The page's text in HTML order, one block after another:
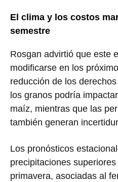
El clima y los costos
semestre
Rosgan advirtió que este
modificarse en los
reducción de los
los granos podría
maíz, mientras que las
también generan
Los pronósticos
precipitaciones
primavera, asociadas al